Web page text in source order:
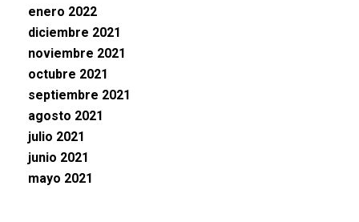
enero 2022
diciembre 2021
noviembre 2021
octubre 2021
septiembre 2021
agosto 2021
julio 2021
junio 2021
mayo 2021